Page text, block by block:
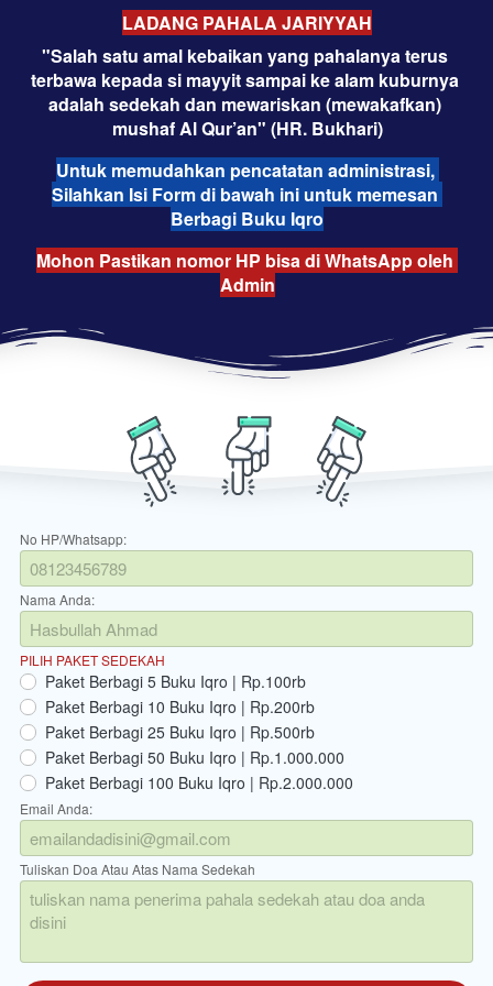
LADANG PAHALA JARIYYAH
"Salah satu amal kebaikan yang pahalanya terus
terbawa kepada si mayyit sampai ke alam kuburnya
adalah sedekah dan mewariskan (mewakafkan)
mushaf Al Qur’an" (HR. Bukhari)
Untuk memudahkan pencatatan administrasi,
Silahkan Isi Form di bawah ini untuk memesan
Berbagi Buku Iqro
Mohon Pastikan nomor HP bisa di WhatsApp oleh
Admin
No HP/Whatsapp:
Nama Anda:
PILIH PAKET SEDEKAH
Paket Berbagi 5 Buku Iqro | Rp.100rb
Paket Berbagi 10 Buku Iqro | Rp.200rb
Paket Berbagi 25 Buku Iqro | Rp.500rb
Paket Berbagi 50 Buku Iqro | Rp.1.000.000
Paket Berbagi 100 Buku Iqro | Rp.2.000.000
Email Anda:
Tuliskan Doa Atau Atas Nama Sedekah